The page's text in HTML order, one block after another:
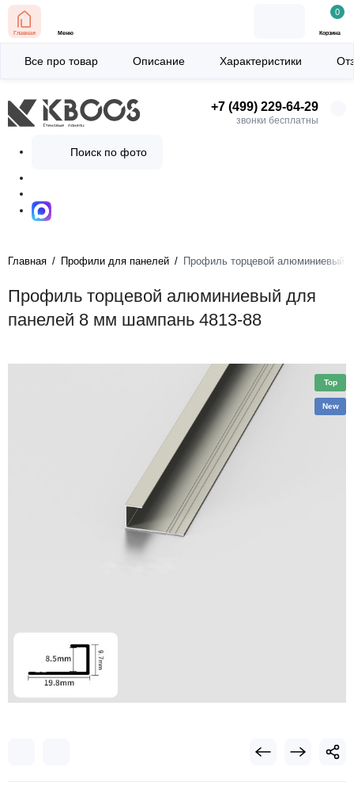
+7 (499) 229-64-29
звонки бесплатны
Поиск по фото
Главная Меню
0
Корзина
Главная Профили для панелей Профиль торцевой алюминиевый
Профиль торцевой алюминиевый для
панелей 8 мм шампань 4813-88
Все про товар Описание Характеристики
Top
New